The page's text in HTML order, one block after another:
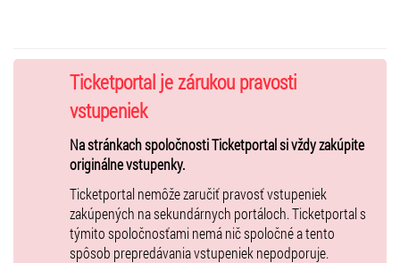
Ticketportal je zárukou pravosti
vstupeniek
Na stránkach spoločnosti Ticketportal si vždy zakúpite
originálne vstupenky.
Ticketportal nemôže zaručiť pravosť vstupeniek
zakúpených na sekundárnych portáloch. Ticketportal s
týmito spoločnosťami nemá nič spoločné a tento
spôsob prepredávania vstupeniek nepodporuje.